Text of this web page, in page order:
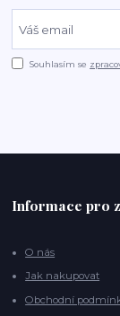
Souhlasím se
Informace pro
O nás
Jak nakupovat
Obchodní